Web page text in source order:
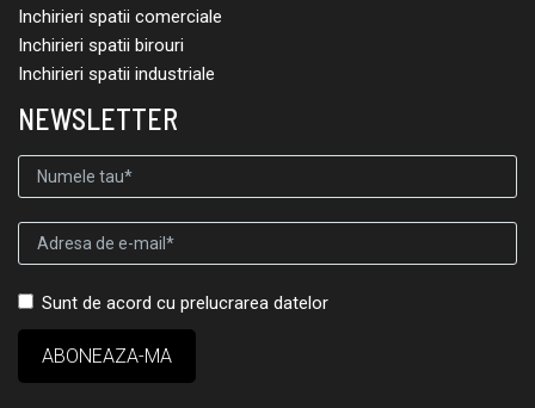
Inchirieri spatii comerciale
Inchirieri spatii birouri
Inchirieri spatii industriale
NEWSLETTER
Sunt de acord cu prelucrarea datelor